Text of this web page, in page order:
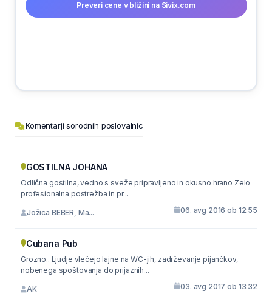
Preveri cene v bližini na Sivix.com
Komentarji sorodnih poslovalnic
GOSTILNA JOHANA
Odlična gostilna, vedno s sveže pripravljeno in okusno hrano Zelo
profesionalna postrežba in pr...
Jožica BEBER, Ma... 06. avg 2016 ob 12:55
Cubana Pub
Grozno.. Ljudje vlečejo lajne na WC-jih, zadrževanje pijančkov,
nobenega spoštovanja do prijaznih...
AK 03. avg 2017 ob 13:32